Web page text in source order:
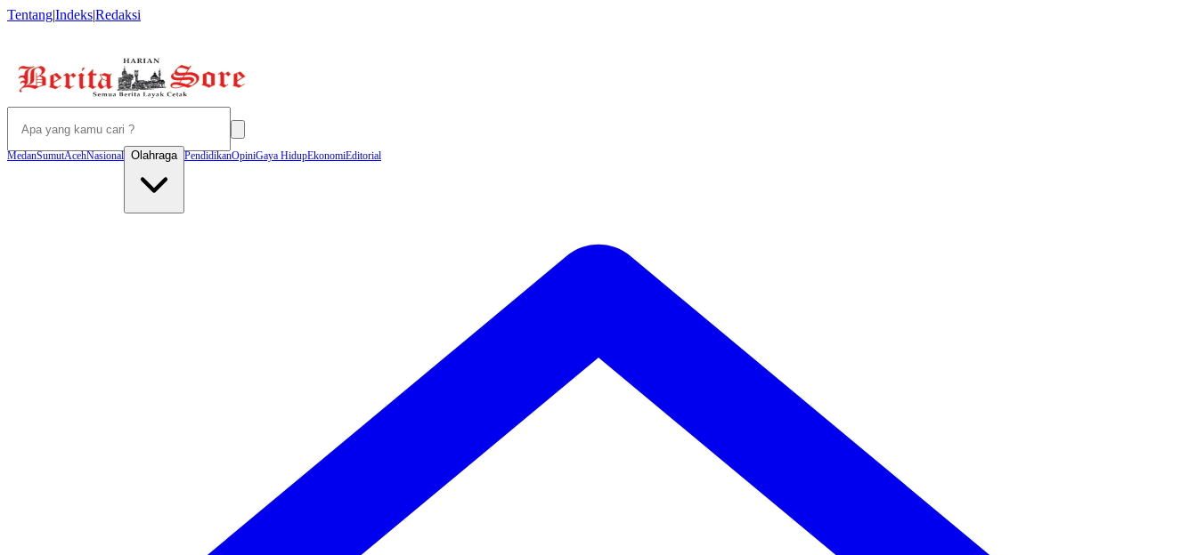
Tentang|Indeks|Redaksi
MedanSumutAcehNasional Olahraga PendidikanOpiniGaya HidupEkonomiEditorial